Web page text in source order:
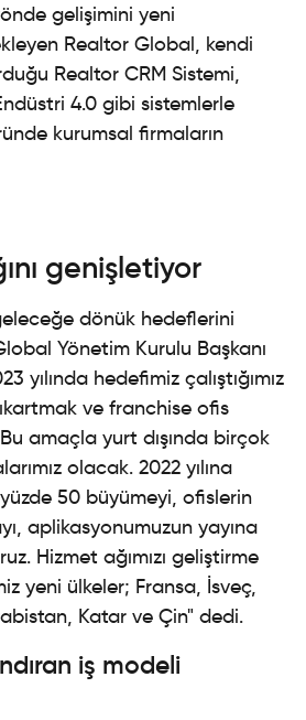
gelişimini yeni
Realtor Global, kendi
Realtor CRM Sistemi,
4.0 gibi sistemlerle
kurumsal firmaların
genişletiyor
dönük hedeflerini
Yönetim Kurulu Başkanı
yılında hedefimiz çalıştığımız
ve franchise ofis
Bu amaçla yurt dışında birçok
olacak. 2022 yılına
50 büyümeyi, ofislerin
aplikasyonumuzun yayına
Hizmet ağımızı geliştirme
yeni ülkeler; Fransa, İsveç,
Katar ve Çin" dedi.
iş modeli